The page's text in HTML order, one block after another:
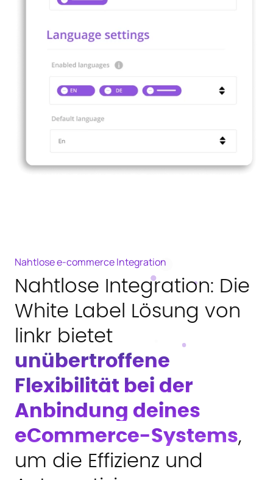
Nahtlose e-commerce Integration
Nahtlose Integration: Die
White Label Lösung von
linkr bietet
unübertroffene
Flexibilität bei der
Anbindung deines
eCommerce-Systems,
um die Effizienz und